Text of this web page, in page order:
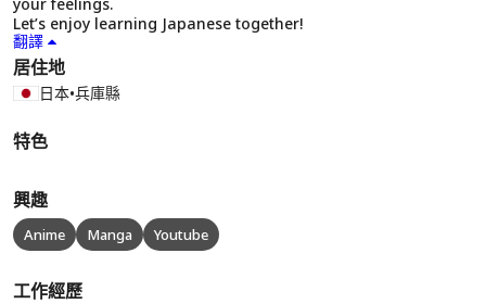
Let’s enjoy learning Japanese together!
翻譯
居住地
日本•兵庫縣
特色
興趣
Anime Manga Youtube
工作經歷